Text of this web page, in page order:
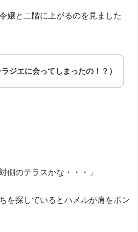
嬢と二階に上がるのを見ました
ラジエに会ってしまったの！？）
側のテラスかな・・・」
を探しているとハメルが肩をポン